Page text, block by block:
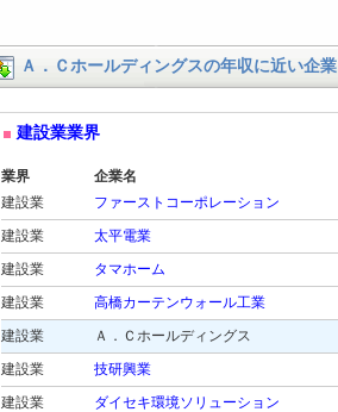
Ａ．Ｃホールディングスの年収に近い企業
建設業業界
業界 企業名
建設業
ファーストコーポレーション
建設業
太平電業
建設業
タマホーム
建設業
高橋カーテンウォール工業
建設業
Ａ．Ｃホールディングス
建設業
技研興業
建設業
ダイセキ環境ソリューション